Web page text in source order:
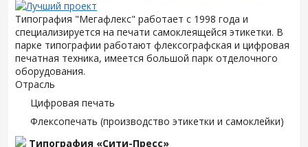
Типография "Мегафлекс" работает с 1998 года и
специализируется на печати самоклеящейся этикетки. В
парке типографии работают флексографская и цифровая
печатная техника, имеется большой парк отделочного
оборудования.
Отрасль
Цифровая печать
Флексопечать (производство этикетки и самоклейки)
Типография «Сити-Пресс»